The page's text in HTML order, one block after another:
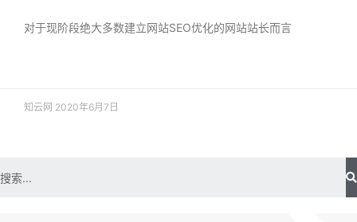
对于现阶段绝大多数建立网站SEO优化的网站站长而言
知云网 2020年6月7日